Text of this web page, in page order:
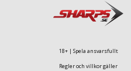
18+ | Spela ansvarsfullt
Regler och villkor gäller